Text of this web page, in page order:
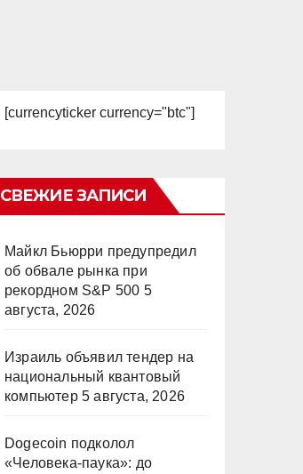
[currencyticker currency="btc"]
СВЕЖИЕ ЗАПИСИ
Майкл Бьюрри предупредил
об обвале рынка при
рекордном S&P 500 5
августа, 2026
Израиль объявил тендер на
национальный квантовый
компьютер 5 августа, 2026
Dogecoin подколол
«Человека-паука»: до